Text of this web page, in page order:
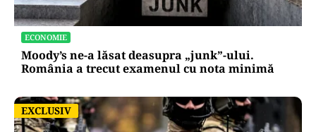
ECONOMIE
Moody’s ne-a lăsat deasupra „junk”-ului.
România a trecut examenul cu nota minimă
EXCLUSIV
EXCLUSIV